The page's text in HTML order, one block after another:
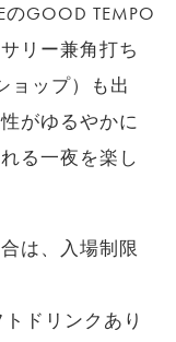
GOOD TEMPO
リー兼角打ち
ョップ）も出
がゆるやかに
る一夜を楽し
は、入場制限
ドリンクあり